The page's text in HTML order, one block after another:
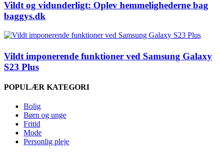
Vildt og vidunderligt: Oplev hemmelighederne bag
baggys.dk
Vildt imponerende funktioner ved Samsung Galaxy
S23 Plus
POPULÆR KATEGORI
Bolig
Børn og unge
Fritid
Mode
Personlig pleje